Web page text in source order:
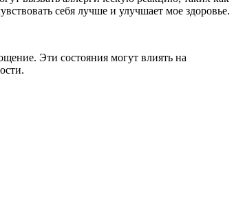
себя лучше и улучшает мое здоровье.
Эти состояния могут влиять на